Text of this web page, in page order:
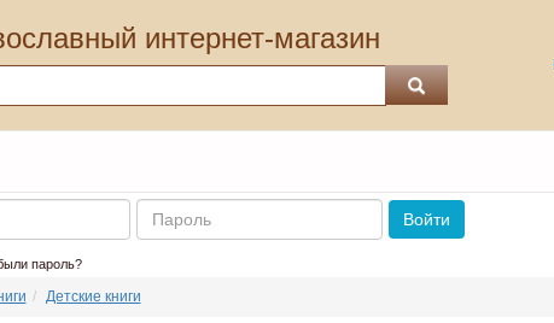
интернет-магазин
Пароль
Войти
пароль?
Детские книги